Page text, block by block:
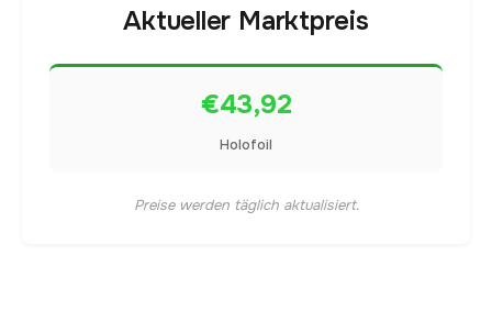
Aktueller Marktpreis
€43,92
Holofoil
Preise werden täglich aktualisiert.